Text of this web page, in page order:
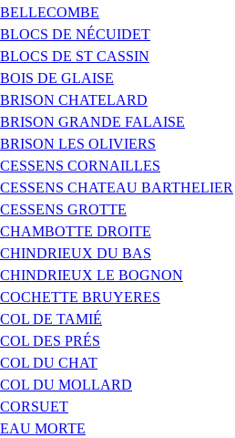
BELLECOMBE
BLOCS DE NÉCUIDET
BLOCS DE ST CASSIN
BOIS DE GLAISE
BRISON CHATELARD
BRISON GRANDE FALAISE
BRISON LES OLIVIERS
CESSENS CORNAILLES
CESSENS CHATEAU BARTHELIER
CESSENS GROTTE
CHAMBOTTE DROITE
CHINDRIEUX DU BAS
CHINDRIEUX LE BOGNON
COCHETTE BRUYERES
COL DE TAMIÉ
COL DES PRÉS
COL DU CHAT
COL DU MOLLARD
CORSUET
EAU MORTE